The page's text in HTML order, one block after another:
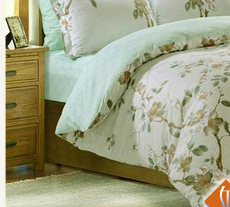
1,5-спальный
2-спальный
Евро
Евро Плюс
Семейный
ТКАНИ
Мако-сатин
Сатин
МАТЕРИАЛЫ